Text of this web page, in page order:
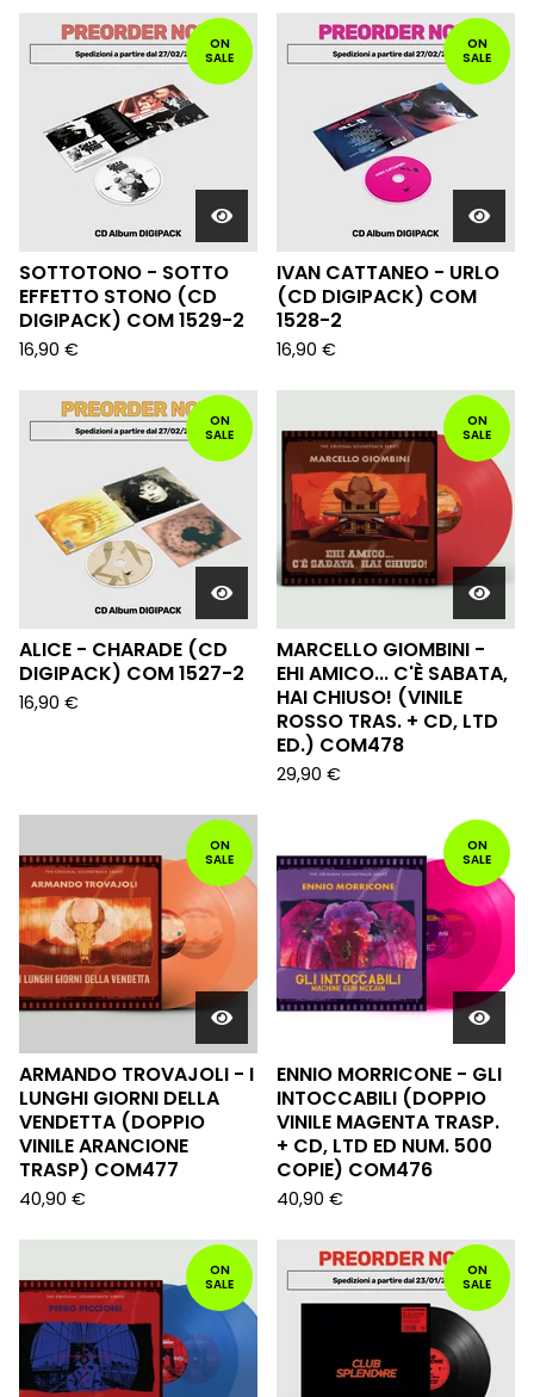
ON
SALE
SOTTOTONO - SOTTO
EFFETTO STONO (CD
DIGIPACK) COM 1529-2
16,90 €
ON
SALE
IVAN CATTANEO - URLO
(CD DIGIPACK) COM
1528-2
16,90 €
ON
SALE
ALICE - CHARADE (CD
DIGIPACK) COM 1527-2
16,90 €
ON
SALE
MARCELLO GIOMBINI -
EHI AMICO... C'È SABATA,
HAI CHIUSO! (VINILE
ROSSO TRAS. + CD, LTD
ED.) COM478
29,90 €
ON
SALE
ARMANDO TROVAJOLI - I
LUNGHI GIORNI DELLA
VENDETTA (DOPPIO
VINILE ARANCIONE
TRASP) COM477
40,90 €
ON
SALE
ENNIO MORRICONE - GLI
INTOCCABILI (DOPPIO
VINILE MAGENTA TRASP.
+ CD, LTD ED NUM. 500
COPIE) COM476
40,90 €
ON
SALE
ON
SALE